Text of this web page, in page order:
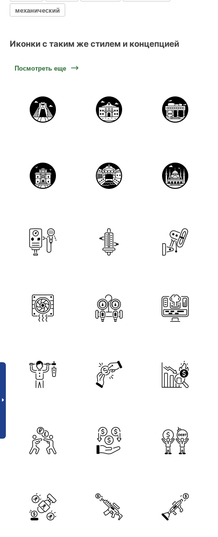
механический
Иконки с таким же стилем и концепцией
Посмотреть еще